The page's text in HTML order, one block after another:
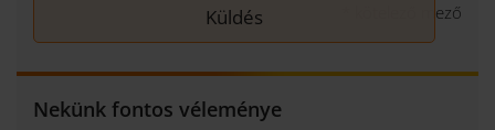
kötelező mező
Nekünk fontos véleménye